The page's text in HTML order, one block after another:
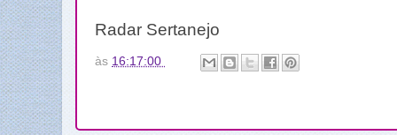
Radar Sertanejo
às 16:17:00